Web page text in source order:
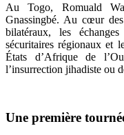
Au Togo, Romuald
Gnassingbé. Au cœur
bilatéraux, les
sécuritaires régionaux et
États d’Afrique de
l’insurrection jihadiste ou
Une première